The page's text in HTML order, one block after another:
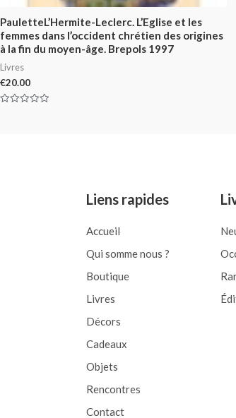
PauletteL’Hermite-Leclerc. L’Eglise et les
femmes dans l’occident chrétien des origines
à la fin du moyen-âge. Brepols 1997
Livres
€20.00
Liens rapides
Accueil
Qui somme nous ?
Boutique
Livres
Décors
Cadeaux
Objets
Rencontres
Contact